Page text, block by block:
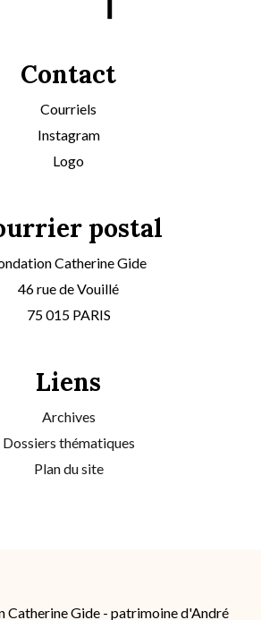
Contact
Courriels
Instagram
Logo
postal
Catherine Gide
46 rue de Vouillé
75 015 PARIS
Liens
Archives
Dossiers thématiques
Plan du site
Catherine Gide - patrimoine d'André